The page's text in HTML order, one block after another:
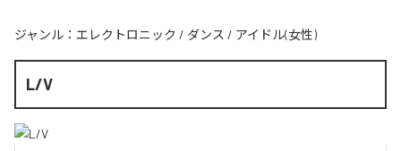
ジャンル： エレクトロニック / ダンス / アイドル(女性)
L/V